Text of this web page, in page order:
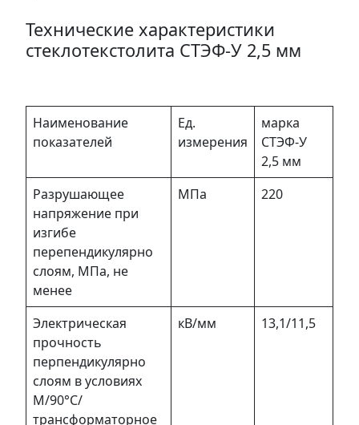
Технические характеристики
стеклотекстолита СТЭФ-У 2,5 мм
Наименование
показателей
Ед.
измерения
марка
СТЭФ-У
2,5 мм
Разрушающее
напряжение при
изгибе
перепендикулярно
слоям, МПа, не
менее
МПа 220
Электрическая
прочность
перпендикулярно
слоям в условиях
М/90°C/
трансформаторное
кВ/мм 13,1/11,5